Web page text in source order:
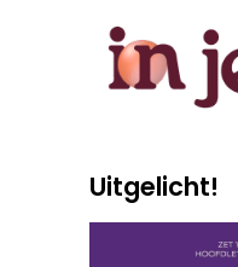
Uitgelicht!